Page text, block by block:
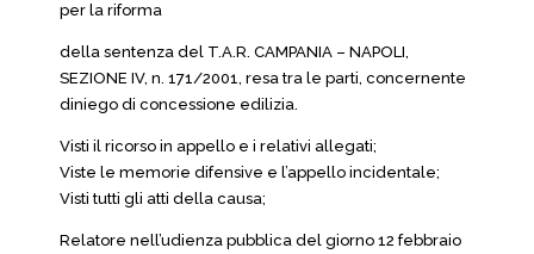
per la riforma
della sentenza del T.A.R. CAMPANIA – NAPOLI,
SEZIONE IV, n. 171/2001, resa tra le parti, concernente
diniego di concessione edilizia.
Visti il ricorso in appello e i relativi allegati;
Viste le memorie difensive e l’appello incidentale;
Visti tutti gli atti della causa;
Relatore nell’udienza pubblica del giorno 12 febbraio